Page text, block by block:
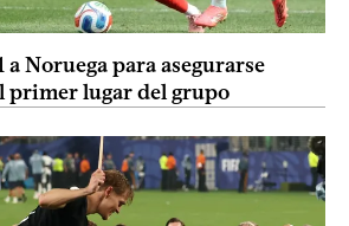
a Noruega para asegurarse
primer lugar del grupo